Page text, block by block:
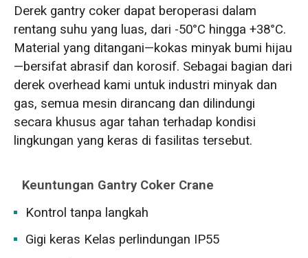
Derek gantry coker dapat beroperasi dalam
rentang suhu yang luas, dari -50°C hingga +38°C.
Material yang ditangani—kokas minyak bumi hijau
—bersifat abrasif dan korosif. Sebagai bagian dari
derek overhead kami untuk industri minyak dan
gas, semua mesin dirancang dan dilindungi
secara khusus agar tahan terhadap kondisi
lingkungan yang keras di fasilitas tersebut.
Keuntungan Gantry Coker Crane
Kontrol tanpa langkah
Gigi keras Kelas perlindungan IP55